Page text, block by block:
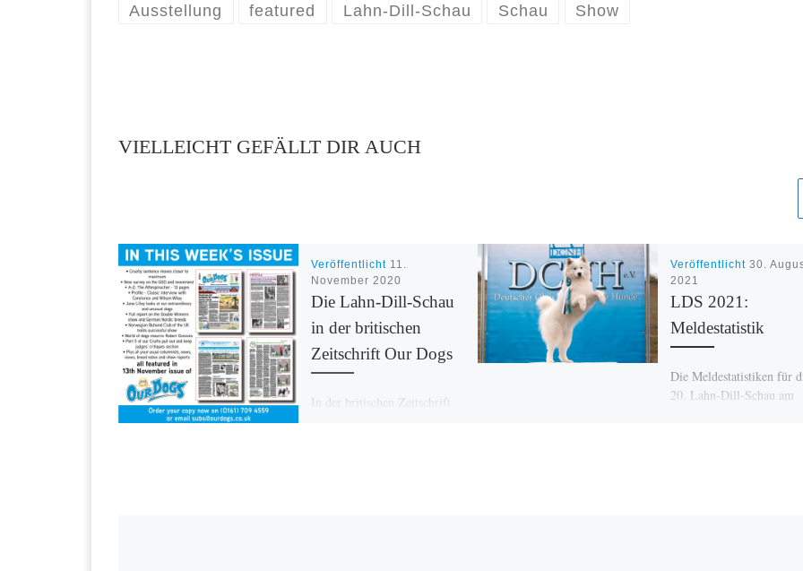
Ausstellung featured Lahn-Dill-Schau Schau Show
VIELLEICHT GEFÄLLT DIR AUCH
Veröffentlicht 11.
November 2020
Die Lahn-Dill-Schau
in der britischen
Zeitschrift Our Dogs
In der britischen Zeitschrift
Veröffentlicht 30.
2021
LDS 2021:
Meldestatistik
Die Meldestatistiken für
20. Lahn-Dill-Schau am